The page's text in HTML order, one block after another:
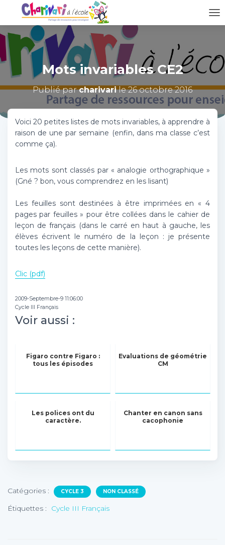
I
L
A
A
Mots invariables CE2
Publié parcharivarile26 octobre 2016
Voici 20 petites listes de mots invariables, à apprendre à
raison de une par semaine (enfin, dans ma classe c’est
comme ça).
Les mots sont classés par « analogie orthographique »
(Gné ? bon, vous comprendrez en les lisant)
Les feuilles sont destinées à être imprimées en « 4
pages par feuilles » pour être collées dans le cahier de
leçon de français (dans le carré en haut à gauche, les
élèves écrivent le numéro de la leçon : je présente
toutes les leçons de cette manière).
Clic (pdf)
2009-Septembre-9 11:06:00
Cycle III Français
Voir aussi :
Figaro contre Figaro :
tous les épisodes
Evaluations de géométrie
CM
Les polices ont du
caractère.
Chanter en canon sans
cacophonie
Catégories : CYCLE 3 NON CLASSÉ
Étiquettes : Cycle III Français